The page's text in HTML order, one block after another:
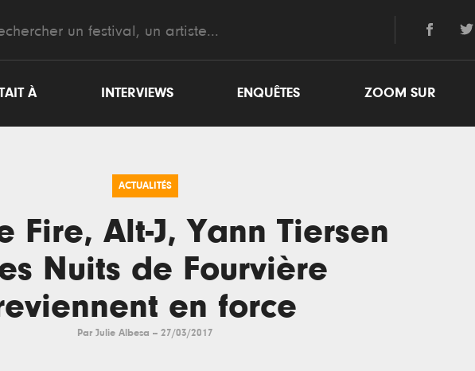
À INTERVIEWS ENQUÊTES ZOOM SUR
ACTUALITÉS
Fire, Alt-J, Yann Tiersen
Nuits de Fourvière
en force
Par Julie Albesa -- 27/03/2017